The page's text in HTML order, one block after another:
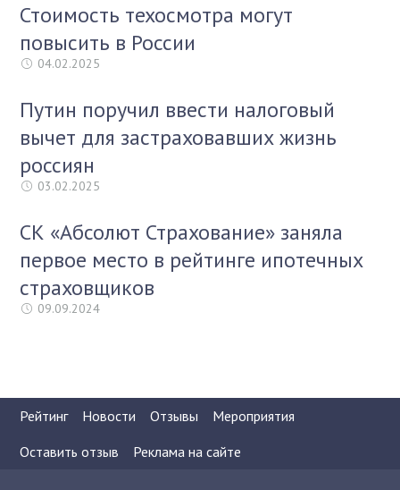
Стоимость техосмотра могут
повысить в России
04.02.2025
Путин поручил ввести налоговый
вычет для застраховавших жизнь
россиян
03.02.2025
СК «Абсолют Страхование» заняла
первое место в рейтинге ипотечных
страховщиков
09.09.2024
Рейтинг Новости Отзывы
Мероприятия
Оставить отзыв
Реклама на сайте